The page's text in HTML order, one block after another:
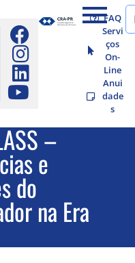
FAQ
Servi
ços
On-
Line
Anui
dade
s
–
e
do
na Era